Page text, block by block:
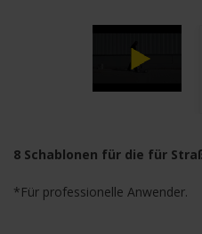
8 Schablonen für die für
*Für professionelle Anwender.